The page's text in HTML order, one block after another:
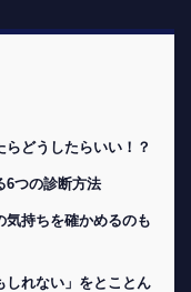
どうしたらいい！？
6つの診断方法
気持ちを確かめるのも
しれない」をとことん